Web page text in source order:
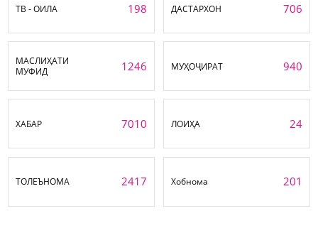
ТВ - ОИЛА 198 ДАСТАРХОН 706
МАСЛИҲАТИ
МУФИД
1246 МУҲОҶИРАТ 940
ХАБАР 7010 ЛОИҲА 24
ТОЛЕЪНОМА 2417 Хобнома 201